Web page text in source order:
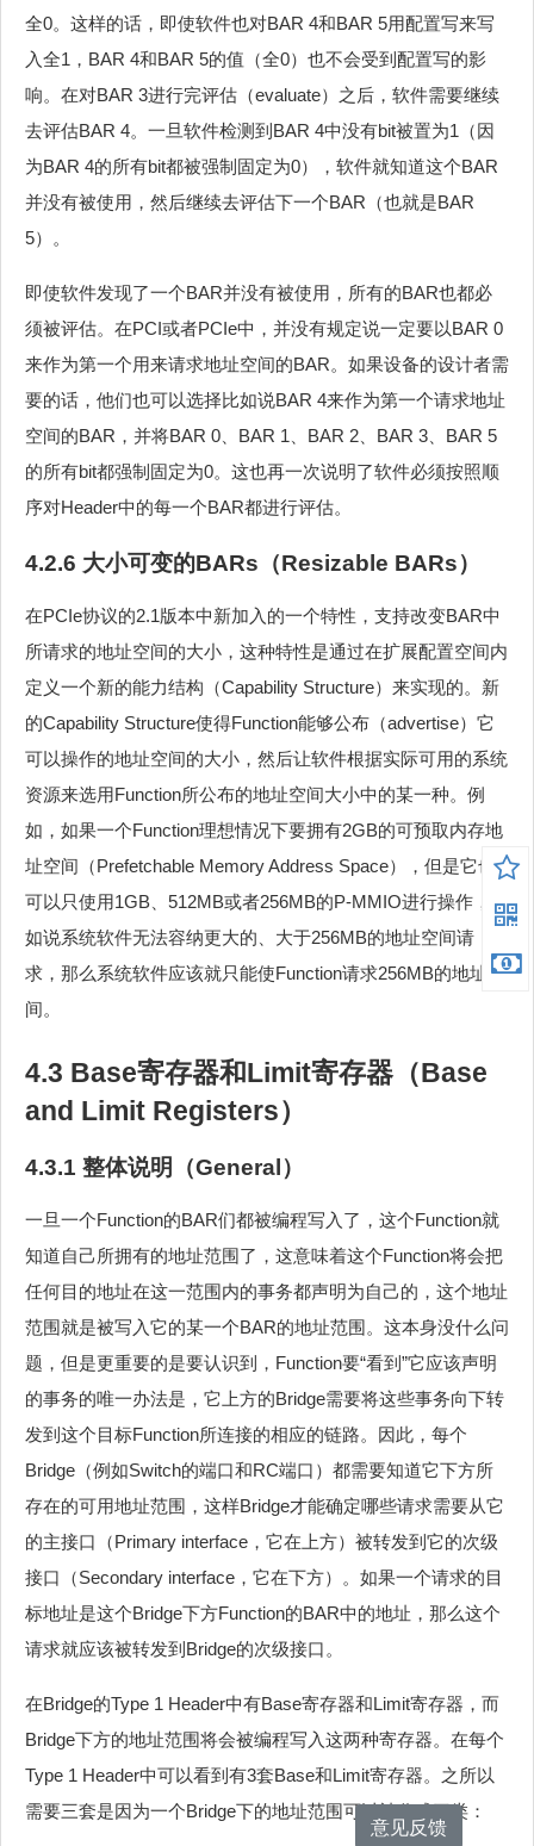
全0。这样的话，即使软件也对BAR 4和BAR 5用配置写来写
入全1，BAR 4和BAR 5的值（全0）也不会受到配置写的影
响。在对BAR 3进行完评估（evaluate）之后，软件需要继续
去评估BAR 4。一旦软件检测到BAR 4中没有bit被置为1（因
为BAR 4的所有bit都被强制固定为0），软件就知道这个BAR
并没有被使用，然后继续去评估下一个BAR（也就是BAR
5）。
即使软件发现了一个BAR并没有被使用，所有的BAR也都必
须被评估。在PCI或者PCIe中，并没有规定说一定要以BAR 0
来作为第一个用来请求地址空间的BAR。如果设备的设计者需
要的话，他们也可以选择比如说BAR 4来作为第一个请求地址
空间的BAR，并将BAR 0、BAR 1、BAR 2、BAR 3、BAR 5
的所有bit都强制固定为0。这也再一次说明了软件必须按照顺
序对Header中的每一个BAR都进行评估。
4.2.6 大小可变的BARs（Resizable BARs）
在PCIe协议的2.1版本中新加入的一个特性，支持改变BAR中
所请求的地址空间的大小，这种特性是通过在扩展配置空间内
定义一个新的能力结构（Capability Structure）来实现的。新
的Capability Structure使得Function能够公布（advertise）它
可以操作的地址空间的大小，然后让软件根据实际可用的系统
资源来选用Function所公布的地址空间大小中的某一种。例
如，如果一个Function理想情况下要拥有2GB的可预取内存地
址空间（Prefetchable Memory Address Space），但是它也
可以只使用1GB、512MB或者256MB的P-MMIO进行操作，假
如说系统软件无法容纳更大的、大于256MB的地址空间请
求，那么系统软件应该就只能使Function请求256MB的地址空
间。
4.3 Base寄存器和Limit寄存器（Base
and Limit Registers）
4.3.1 整体说明（General）
一旦一个Function的BAR们都被编程写入了，这个Function就
知道自己所拥有的地址范围了，这意味着这个Function将会把
任何目的地址在这一范围内的事务都声明为自己的，这个地址
范围就是被写入它的某一个BAR的地址范围。这本身没什么问
题，但是更重要的是要认识到，Function要“看到”它应该声明
的事务的唯一办法是，它上方的Bridge需要将这些事务向下转
发到这个目标Function所连接的相应的链路。因此，每个
Bridge（例如Switch的端口和RC端口）都需要知道它下方所
存在的可用地址范围，这样Bridge才能确定哪些请求需要从它
的主接口（Primary interface，它在上方）被转发到它的次级
接口（Secondary interface，它在下方）。如果一个请求的目
标地址是这个Bridge下方Function的BAR中的地址，那么这个
请求就应该被转发到Bridge的次级接口。
在Bridge的Type 1 Header中有Base寄存器和Limit寄存器，而
Bridge下方的地址范围将会被编程写入这两种寄存器。在每个
Type 1 Header中可以看到有3套Base和Limit寄存器。之所以
需要三套是因为一个Bridge下的地址范围可以被分成三类：
意见反馈